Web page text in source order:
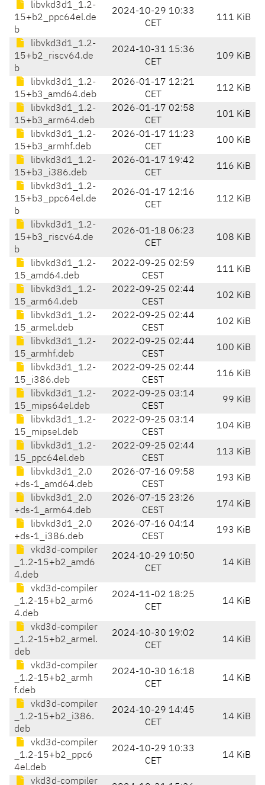
libvkd3d1_1.2-
15+b2_ppc64el.de
b
2024-10-29 10:33
CET
111 KiB
libvkd3d1_1.2-
15+b2_riscv64.de
b
2024-10-31 15:36
CET
109 KiB
libvkd3d1_1.2-
15+b3_amd64.deb
2026-01-17 12:21
CET
112 KiB
libvkd3d1_1.2-
15+b3_arm64.deb
2026-01-17 02:58
CET
101 KiB
libvkd3d1_1.2-
15+b3_armhf.deb
2026-01-17 11:23
CET
100 KiB
libvkd3d1_1.2-
15+b3_i386.deb
2026-01-17 19:42
CET
116 KiB
libvkd3d1_1.2-
15+b3_ppc64el.de
b
2026-01-17 12:16
CET
112 KiB
libvkd3d1_1.2-
15+b3_riscv64.de
b
2026-01-18 06:23
CET
108 KiB
libvkd3d1_1.2-
15_amd64.deb
2022-09-25 02:59
CEST
111 KiB
libvkd3d1_1.2-
15_arm64.deb
2022-09-25 02:44
CEST
102 KiB
libvkd3d1_1.2-
15_armel.deb
2022-09-25 02:44
CEST
102 KiB
libvkd3d1_1.2-
15_armhf.deb
2022-09-25 02:44
CEST
100 KiB
libvkd3d1_1.2-
15_i386.deb
2022-09-25 02:44
CEST
116 KiB
libvkd3d1_1.2-
15_mips64el.deb
2022-09-25 03:14
CEST
99 KiB
libvkd3d1_1.2-
15_mipsel.deb
2022-09-25 03:14
CEST
104 KiB
libvkd3d1_1.2-
15_ppc64el.deb
2022-09-25 02:44
CEST
113 KiB
libvkd3d1_2.0
+ds-1_amd64.deb
2026-07-16 09:58
CEST
193 KiB
libvkd3d1_2.0
+ds-1_arm64.deb
2026-07-15 23:26
CEST
174 KiB
libvkd3d1_2.0
+ds-1_i386.deb
2026-07-16 04:14
CEST
193 KiB
vkd3d-compiler
_1.2-15+b2_amd6
4.deb
2024-10-29 10:50
CET
14 KiB
vkd3d-compiler
_1.2-15+b2_arm6
4.deb
2024-11-02 18:25
CET
14 KiB
vkd3d-compiler
_1.2-15+b2_armel.
deb
2024-10-30 19:02
CET
14 KiB
vkd3d-compiler
_1.2-15+b2_armh
f.deb
2024-10-30 16:18
CET
14 KiB
vkd3d-compiler
_1.2-15+b2_i386.
deb
2024-10-29 14:45
CET
14 KiB
vkd3d-compiler
_1.2-15+b2_ppc6
4el.deb
2024-10-29 10:33
CET
14 KiB
vkd3d-compiler